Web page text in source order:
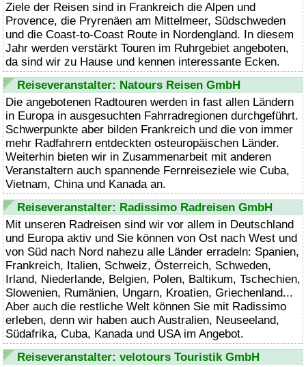
Ziele der Reisen sind in Frankreich die Alpen und
Provence, die Pryrenäen am Mittelmeer, Südschweden
und die Coast-to-Coast Route in Nordengland. In diesem
Jahr werden verstärkt Touren im Ruhrgebiet angeboten,
da sind wir zu Hause und kennen interessante Ecken.
Reiseveranstalter: Natours Reisen GmbH
Die angebotenen Radtouren werden in fast allen Ländern
in Europa in ausgesuchten Fahrradregionen durchgeführt.
Schwerpunkte aber bilden Frankreich und die von immer
mehr Radfahrern entdeckten osteuropäischen Länder.
Weiterhin bieten wir in Zusammenarbeit mit anderen
Veranstaltern auch spannende Fernreiseziele wie Cuba,
Vietnam, China und Kanada an.
Reiseveranstalter: Radissimo Radreisen GmbH
Mit unseren Radreisen sind wir vor allem in Deutschland
und Europa aktiv und Sie können von Ost nach West und
von Süd nach Nord nahezu alle Länder erradeln: Spanien,
Frankreich, Italien, Schweiz, Österreich, Schweden,
Irland, Niederlande, Belgien, Polen, Baltikum, Tschechien,
Slowenien, Rumänien, Ungarn, Kroatien, Griechenland...
Aber auch die restliche Welt können Sie mit Radissimo
erleben, denn wir haben auch Australien, Neuseeland,
Südafrika, Cuba, Kanada und USA im Angebot.
Reiseveranstalter: velotours Touristik GmbH